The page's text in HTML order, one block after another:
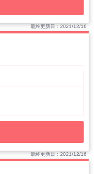
最終更新日：2021/12/16
最終更新日：2021/12/16